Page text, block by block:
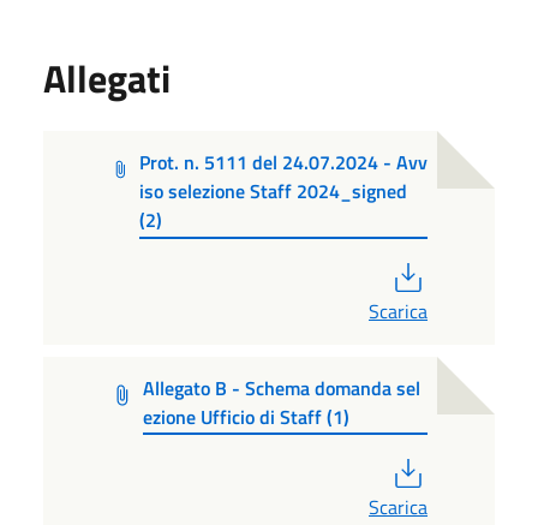
Allegati
Prot. n. 5111 del 24.07.2024 - Avv
iso selezione Staff 2024_signed
(2)
Scarica
Allegato B - Schema domanda sel
ezione Ufficio di Staff (1)
Scarica